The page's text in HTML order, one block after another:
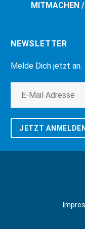
MITMACHEN
NEWSLETTER
Melde Dich jetzt an.
JETZT ANMELDEN